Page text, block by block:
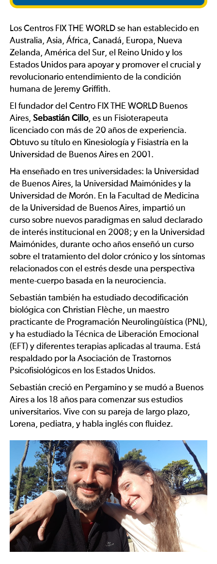
Los Centros FIX THE WORLD se han establecido en
Australia, Asia, África, Canadá, Europa, Nueva
Zelanda, América del Sur, el Reino Unido y los
Estados Unidos para apoyar y promover el crucial y
revolucionario entendimiento de la condición
humana de Jeremy Griffith.
El fundador del Centro FIX THE WORLD Buenos
Aires, Sebastián Cillo, es un Fisioterapeuta
licenciado con más de 20 años de experiencia.
Obtuvo su título en Kinesiología y Fisiastría en la
Universidad de Buenos Aires en 2001.
Ha enseñado en tres universidades: la Universidad
de Buenos Aires, la Universidad Maimónides y la
Universidad de Morón. En la Facultad de Medicina
de la Universidad de Buenos Aires, impartió un
curso sobre nuevos paradigmas en salud declarado
de interés institucional en 2008; y en la Universidad
Maimónides, durante ocho años enseñó un curso
sobre el tratamiento del dolor crónico y los síntomas
relacionados con el estrés desde una perspectiva
mente-cuerpo basada en la neurociencia.
Sebastián también ha estudiado decodificación
biológica con Christian Flèche, un maestro
practicante de Programación Neurolingüística (PNL),
y ha estudiado la Técnica de Liberación Emocional
(EFT) y diferentes terapias aplicadas al trauma. Está
respaldado por la Asociación de Trastornos
Psicofisiológicos en los Estados Unidos.
Sebastián creció en Pergamino y se mudó a Buenos
Aires a los 18 años para comenzar sus estudios
universitarios. Vive con su pareja de largo plazo,
Lorena, pediatra, y habla inglés con fluidez.